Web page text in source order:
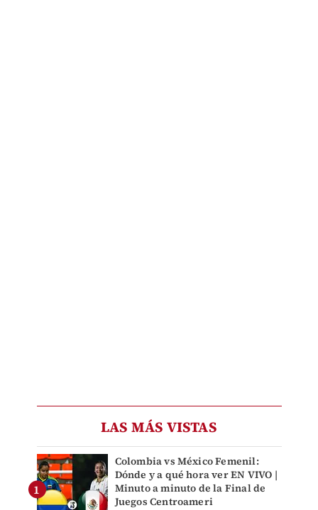
LAS MÁS VISTAS
Colombia vs México Femenil:
Dónde y a qué hora ver EN VIVO |
Minuto a minuto de la Final de
Juegos Centroameri